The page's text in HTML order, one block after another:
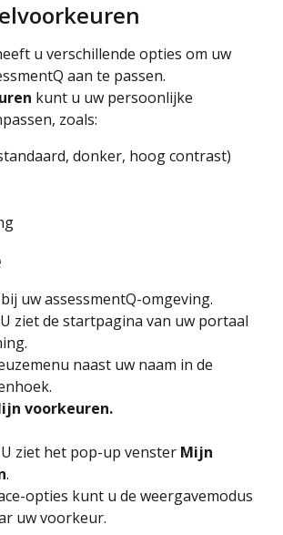
u verschillende opties om uw
aan te passen.
kunt u uw persoonlijke
zoals:
donker, hoog contrast)
uw assessmentQ-omgeving.
ziet de startpagina van uw portaal
naast uw naam in de
voorkeuren.
U ziet het pop-up venster Mijn
.
opties kunt u de weergavemodus
uw voorkeur.